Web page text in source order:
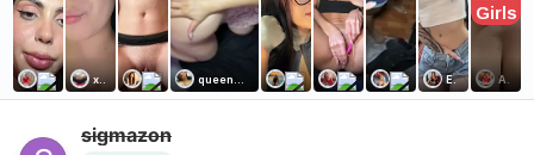
sigmazon